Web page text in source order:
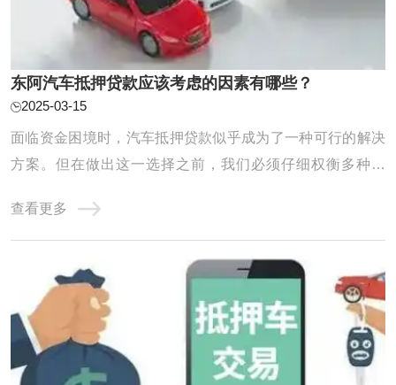
东阿汽车抵押贷款应该考虑的因素有哪些？
2025-03-15
面临资金困境时，汽车抵押贷款似乎成为了一种可行的解决
方案。但在做出这一选择之前，我们必须仔细权衡多种因
障我们的利益。接下来，我们将深入探讨汽车抵押贷款前不
可或缺的考虑要点。 在选择汽车抵押贷款公司时，您可以考
虑以下因素： 1.利率和费用：比较不同贷款公 ...
查看更多